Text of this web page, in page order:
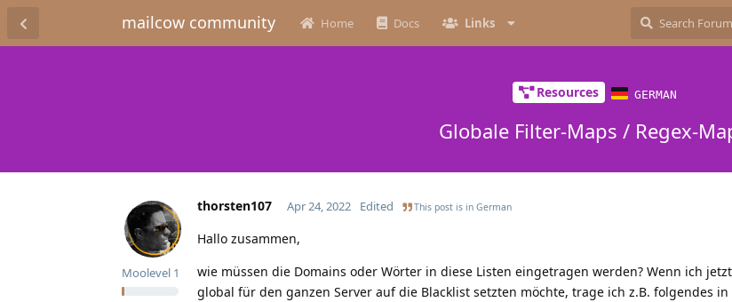
mailcow community Home Docs Links
Resources GERMAN
Globale Filter-Maps / Regex-
thorsten107
Moolevel 1
Apr 24, 2022 Edited This post is in German
Hallo zusammen,
wie müssen die Domains oder Wörter in diese Listen eingetragen werden? Wenn ich
global für den ganzen Server auf die Blacklist setzten möchte, trage ich z.B. folgendes in